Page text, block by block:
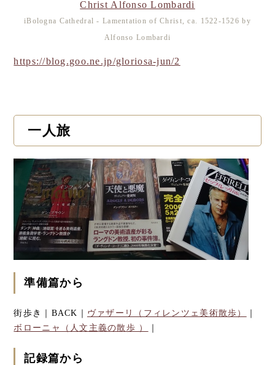
iBologna Cathedral - Lamentation of Christ, ca. 1522-1526 by
Alfonso Lombardi
https://blog.goo.ne.jp/gloriosa-jun/2
一人旅
準備篇から
街歩き｜BACK｜ ヴァザーリ（フィレンツェ美術散歩）
ボローニャ（人文主義の散歩 ）
記録篇から